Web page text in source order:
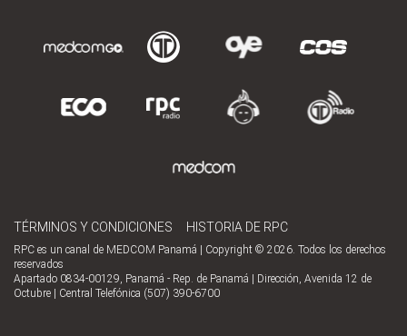
TÉRMINOS Y CONDICIONES HISTORIA DE RPC
RPC es un canal de MEDCOM Panamá | Copyright © 2026. Todos los derechos
reservados
Apartado 0834-00129, Panamá - Rep. de Panamá | Dirección, Avenida 12 de
Octubre | Central Telefónica (507) 390-6700